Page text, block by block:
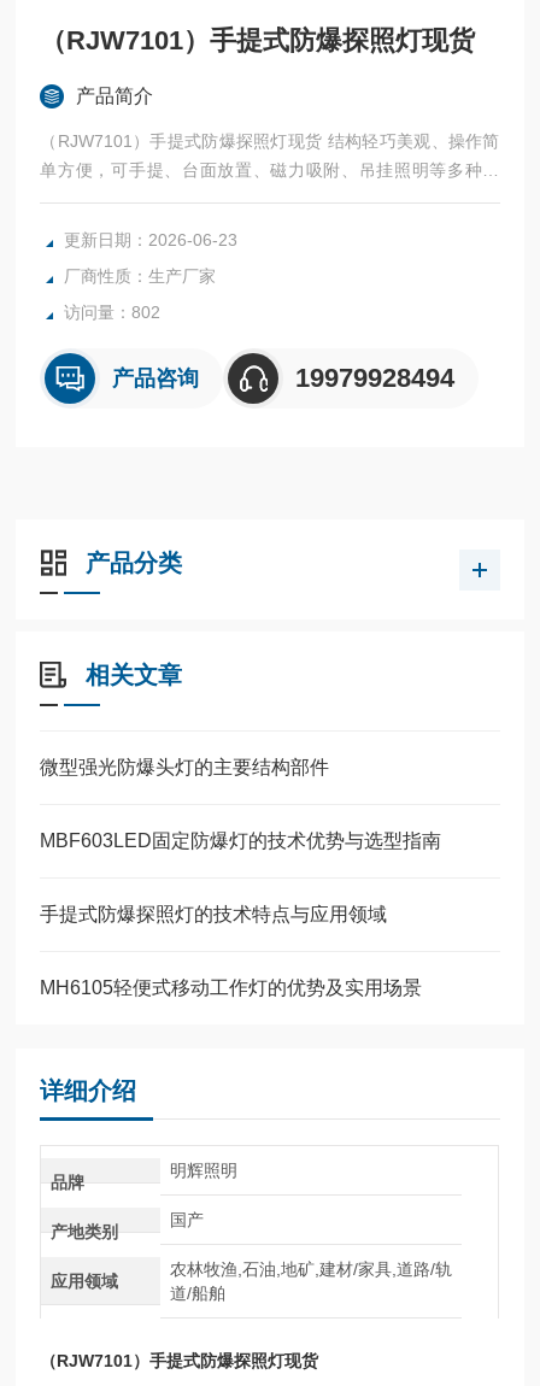
（RJW7101）手提式防爆探照灯现货
产品简介
（RJW7101）手提式防爆探照灯现货 结构轻巧美观、操作简
单方便，可手提、台面放置、磁力吸附、吊挂照明等多种方
式；轻触式开关，操作更方便耐用；底部包橡胶大大增强了外
壳抗冲击能力，抗跌落性能更强。
更新日期：2026-06-23
厂商性质：生产厂家
访问量：802
产品咨询 19979928494
产品分类
相关文章
微型强光防爆头灯的主要结构部件
MBF603LED固定防爆灯的技术优势与选型指南
手提式防爆探照灯的技术特点与应用领域
MH6105轻便式移动工作灯的优势及实用场景
详细介绍
品牌
明辉照明
产地类别
国产
应用领域
农林牧渔,石油,地矿,建材/家具,道路/轨
道/船舶
（RJW7101）手提式防爆探照灯现货